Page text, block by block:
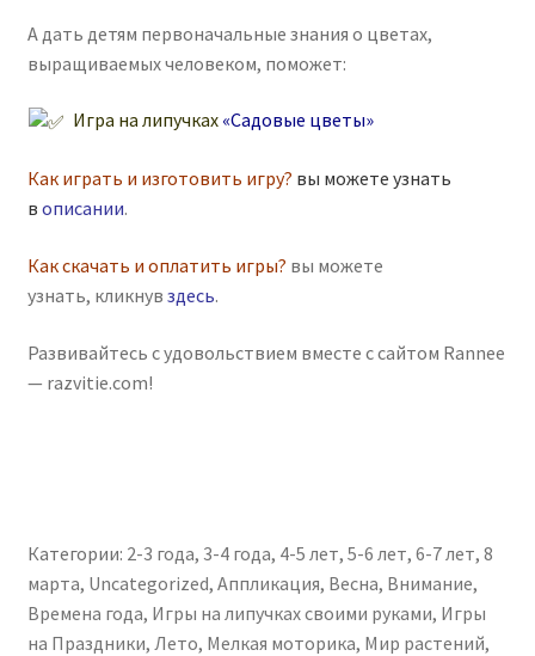
А дать детям первоначальные знания о цветах,
выращиваемых человеком, поможет:
Игра на липучках «Садовые цветы»
Как играть и изготовить игру? вы можете узнать
в описании.
Как скачать и оплатить игры? вы можете
узнать, кликнув здесь.
Развивайтесь с удовольствием вместе с сайтом Rannee
— razvitie.com!
Категории: 2-3 года, 3-4 года, 4-5 лет, 5-6 лет, 6-7 лет, 8
марта, Uncategorized, Аппликация, Весна, Внимание,
Времена года, Игры на липучках своими руками, Игры
на Праздники, Лето, Мелкая моторика, Мир растений,